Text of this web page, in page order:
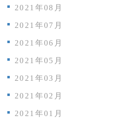
2021年08月
2021年07月
2021年06月
2021年05月
2021年03月
2021年02月
2021年01月